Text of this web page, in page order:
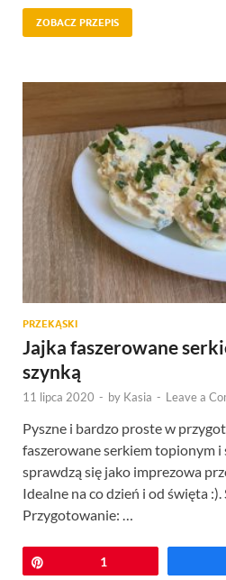
ZOBACZ PRZEPIS
PRZEKĄSKI
Jajka faszerowane
szynką
11 lipca 2020 - by Kasia - Leave a
Pyszne i bardzo proste w
faszerowane serkiem topionym i
sprawdzą się jako imprezowa
Idealne na co dzień i od święta :).
Przygotowanie: …
Przypnij1